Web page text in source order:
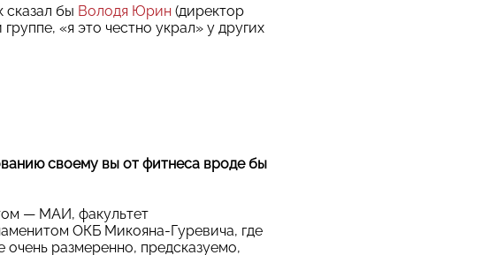
сказал бы Володя Юрин (директор
«я это честно украл» у других
своему вы от фитнеса вроде бы
— МАИ, факультет
ОКБ Микояна-Гуревича, где
размеренно, предсказуемо,